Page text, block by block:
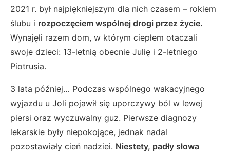
2021 r. był najpiękniejszym dla nich czasem – rokiem
ślubu i rozpoczęciem wspólnej drogi przez życie.
Wynajęli razem dom, w którym ciepłem otaczali
swoje dzieci: 13-letnią obecnie Julię i 2-letniego
Piotrusia.
3 lata później… Podczas wspólnego wakacyjnego
wyjazdu u Joli pojawił się uporczywy ból w lewej
piersi oraz wyczuwalny guz. Pierwsze diagnozy
lekarskie były niepokojące, jednak nadal
pozostawiały cień nadziei. Niestety, padły słowa